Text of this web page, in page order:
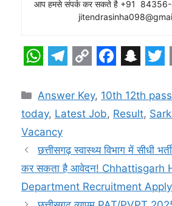
आप हमसे संपर्क कर सकते है +91 84356-
h
a
t
s
A
p
e
l
e
g
r
a
o
p
L
i
n
a
c
b
o
o
n
a
c
h
a
w
i
t
e
r
Categories
Answer Key, 10th 12th
today, Latest Job, Result,
Vacancy
छत्तीसगढ़ स्वास्थ्य विभाग में सीधी
कर सकता है आवेदन! Chhattisgarh
Department Recruitment